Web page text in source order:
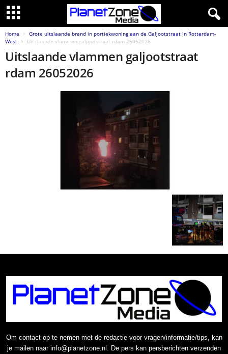
Home
Grote uitslaande brand in portiekwoning aan de Galjootstraat in Rotterdam-
West
Uitslaande vlammen galjootstraat rdam 26052026
Uitslaande vlammen galjootstraat
rdam 26052026
Om contact op te nemen met de redactie voor vragen/informatie/tips, kan
je mailen naar info@planetzone.nl. De pers kan persberichten verzenden